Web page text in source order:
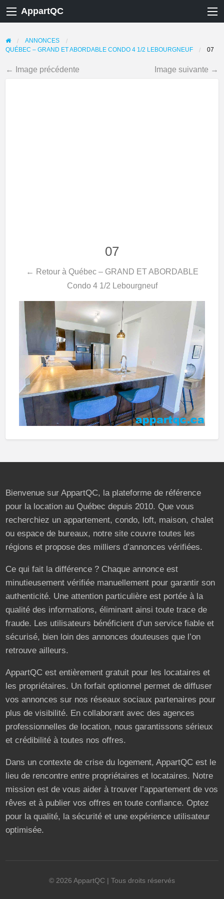
AppartQC
ANNONCES
QUÉBEC – GRAND ET ABORDABLE CONDO 4 1/2 LEBOURGNEUF
07
← Image précédente Image suivante →
07
← Retour à Québec – GRAND ET ABORDABLE
Condo 4 1/2 Lebourgneuf
Bienvenue sur AppartQC, la plateforme de référence
pour la location au Québec depuis 2010. Que vous
recherchiez un appartement, condo, loft, maison, chalet
ou espace de bureaux, notre site couvre toutes les
régions et propose des milliers d’annonces vérifiées.
Ce qui fait la différence ? Chaque annonce est
minutieusement vérifiée manuellement pour garantir son
authenticité. Une attention particulière est portée à la
qualité des informations, éliminant ainsi toute trace de
fraude. Les utilisateurs bénéficient d’un service fiable et
sécurisé, bien loin des annonces douteuses que l’on
retrouve ailleurs.
AppartQC est entièrement gratuit pour les locataires et
les propriétaires. Un forfait optionnel permet de diffuser
vos annonces sur nos réseaux sociaux partenaires pour
plus de visibilité. En collaborant avec des agences
professionnelles de location, nous garantissons sérieux
et crédibilité à toutes nos offres.
Dans un contexte de crise du logement, AppartQC est le
lieu de rencontre entre propriétaires et locataires. Notre
mission est de vous aider à trouver l’appartement de vos
rêves et à publier vos offres en toute confiance. Optez
pour la qualité, la sécurité et une expérience utilisateur
optimisée.
© 2026 AppartQC | Tous droits réservés